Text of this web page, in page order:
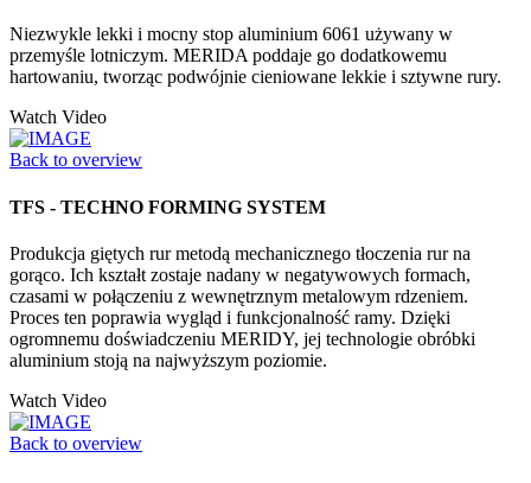
Niezwykle lekki i mocny stop aluminium 6061 używany w
przemyśle lotniczym. MERIDA poddaje go dodatkowemu
hartowaniu, tworząc podwójnie cieniowane lekkie i sztywne rury.
Watch Video
Back to overview
TFS - TECHNO FORMING SYSTEM
Produkcja giętych rur metodą mechanicznego tłoczenia rur na
gorąco. Ich kształt zostaje nadany w negatywowych formach,
czasami w połączeniu z wewnętrznym metalowym rdzeniem.
Proces ten poprawia wygląd i funkcjonalność ramy. Dzięki
ogromnemu doświadczeniu MERIDY, jej technologie obróbki
aluminium stoją na najwyższym poziomie.
Watch Video
Back to overview